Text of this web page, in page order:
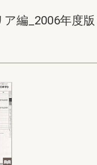
編_2006年度